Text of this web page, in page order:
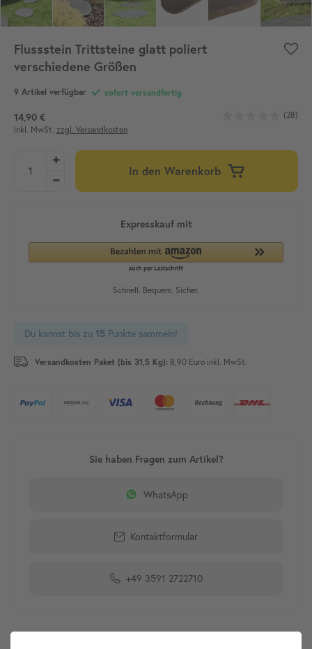
Flussstein Trittsteine glatt poliert
verschiedene Größen
9 Artikel verfügbar sofort versandfertig
14,90 €
(28)
inkl. MwSt. zzgl. Versandkosten
In den Warenkorb
Du kannst bis zu 15 Punkte sammeln!
Versandkosten Paket (bis 31,5 Kg): 8,90 Euro inkl. MwSt.
WhatsApp
Kontaktformular
+49 3591 2722710